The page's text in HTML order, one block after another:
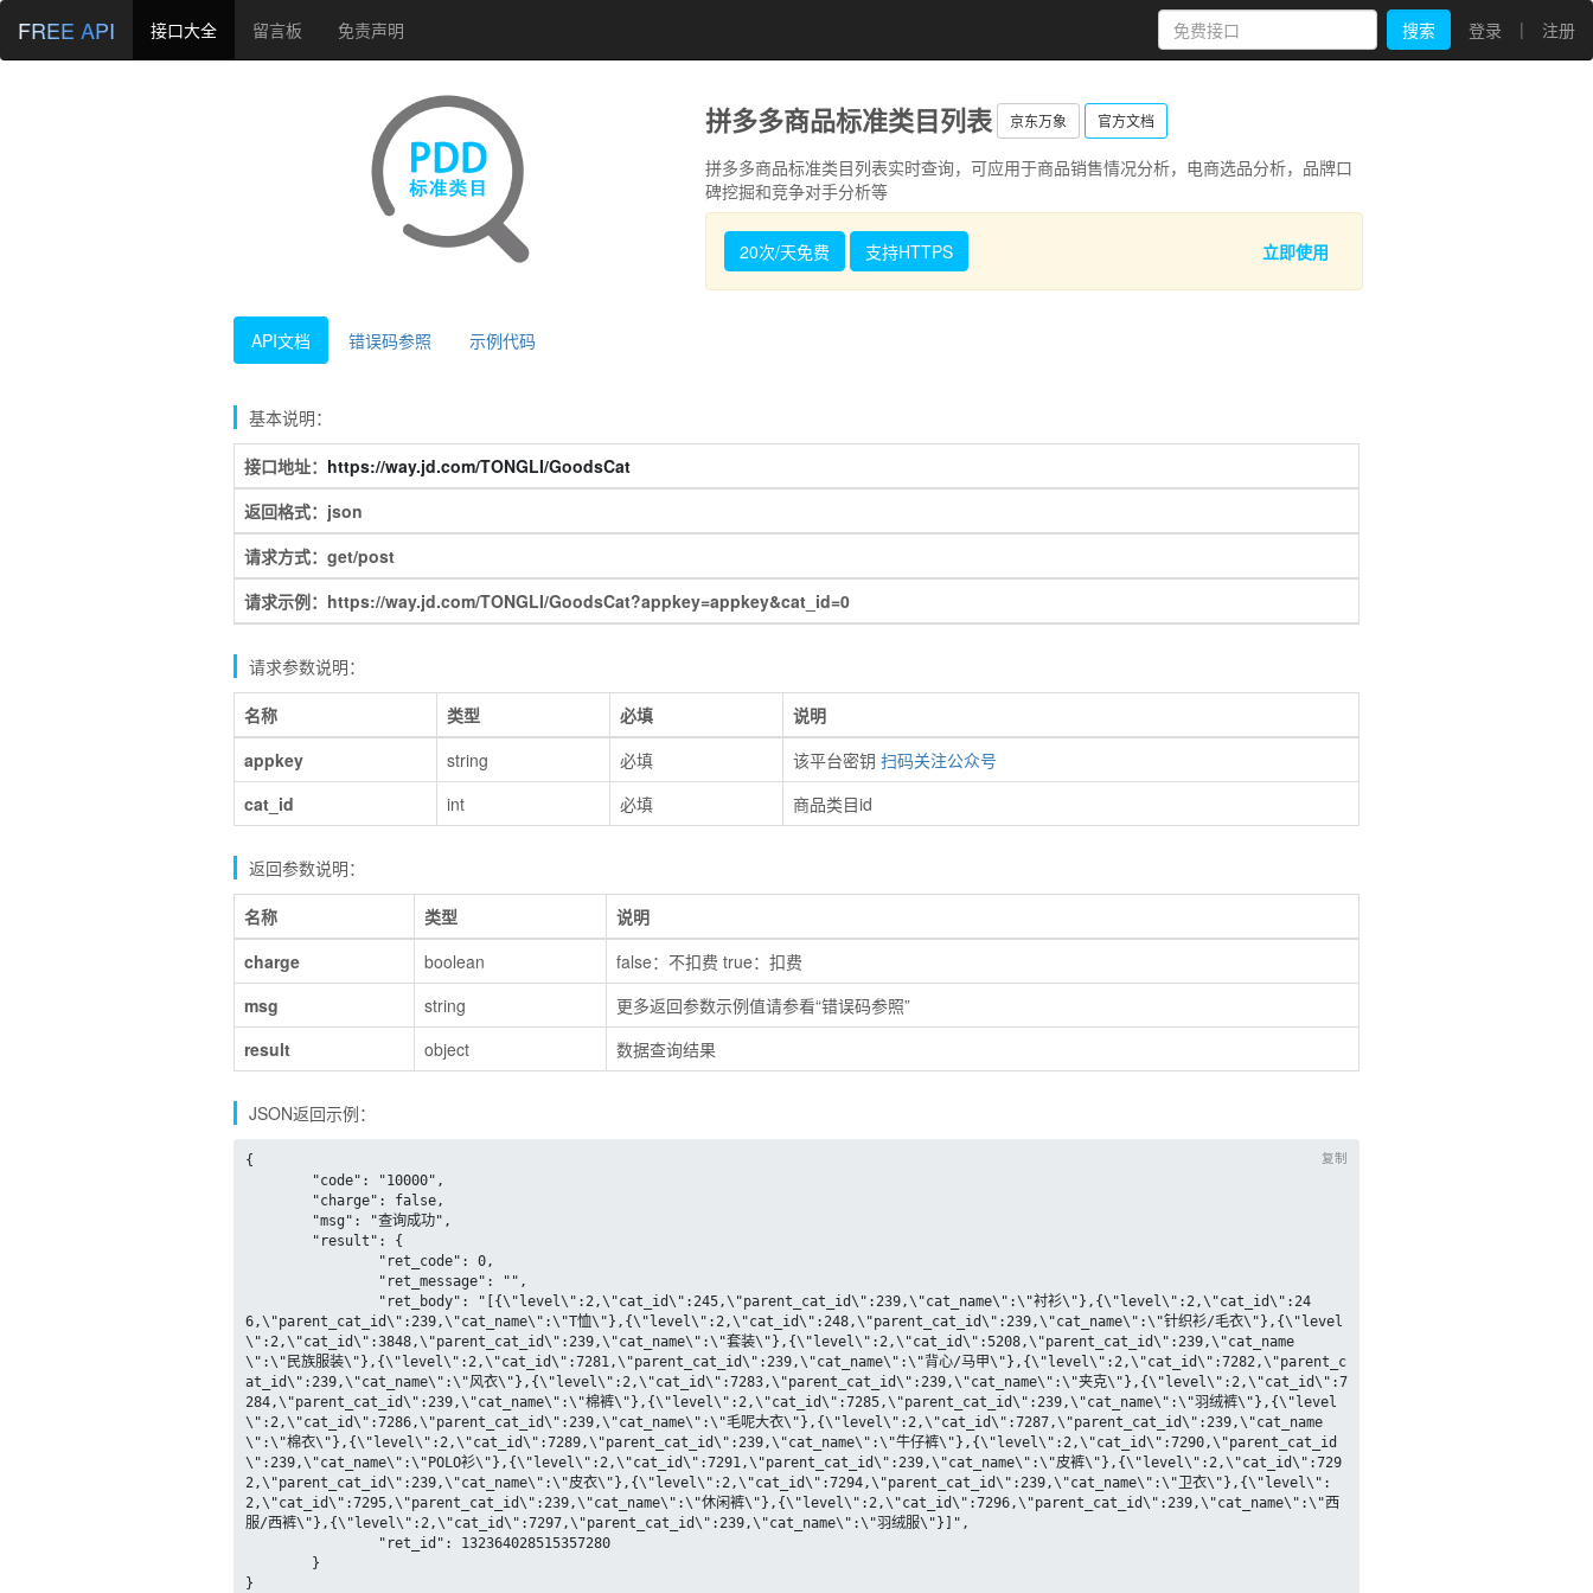
FREE API 接口大全 留言板 免责声明 搜索 登录 | 注册
拼多多商品标准类目列表 京东万象 官方文档
拼多多商品标准类目列表实时查询，可应用于商品销售情况分析，电商选品分析，品牌口
碑挖掘和竞争对手分析等
20次/天免费 支持HTTPS 立即使用
API文档 错误码参照 示例代码
基本说明：
接口地址： https://way.jd.com/TONGLI/GoodsCat
返回格式：json
请求方式：get/post
请求示例：https://way.jd.com/TONGLI/GoodsCat?appkey=appkey&cat_id=0
请求参数说明：
名称 类型 必填
说明
appkey
string 必填 该平台密钥 扫码关注公众号
cat_id
int 必填 商品类目id
返回参数说明：
名称 类型
说明
charge
boolean
false：不扣费 true：扣费
msg
string
更多返回参数示例值请参看“错误码参照”
result
object 数据查询结果
JSON返回示例：
复制
{
6,\"parent_cat_id\":239,\"cat_name\":\"T恤\"},{\"level\":2,\"cat_id\":248,\"parent_cat_id\":239,\"cat_name\":\"针织衫/毛衣\"},{\"level
\":2,\"cat_id\":3848,\"parent_cat_id\":239,\"cat_name\":\"套装\"},{\"level\":2,\"cat_id\":5208,\"parent_cat_id\":239,\"cat_name
\":\"民族服装\"},{\"level\":2,\"cat_id\":7281,\"parent_cat_id\":239,\"cat_name\":\"背心/马甲\"},{\"level\":2,\"cat_id\":7282,\"parent_c
at_id\":239,\"cat_name\":\"风衣\"},{\"level\":2,\"cat_id\":7283,\"parent_cat_id\":239,\"cat_name\":\"夹克\"},{\"level\":2,\"cat_id\":7
284,\"parent_cat_id\":239,\"cat_name\":\"棉裤\"},{\"level\":2,\"cat_id\":7285,\"parent_cat_id\":239,\"cat_name\":\"羽绒裤\"},{\"level
\":2,\"cat_id\":7286,\"parent_cat_id\":239,\"cat_name\":\"毛呢大衣\"},{\"level\":2,\"cat_id\":7287,\"parent_cat_id\":239,\"cat_name
\":\"棉衣\"},{\"level\":2,\"cat_id\":7289,\"parent_cat_id\":239,\"cat_name\":\"牛仔裤\"},{\"level\":2,\"cat_id\":7290,\"parent_cat_id
\":239,\"cat_name\":\"POLO衫\"},{\"level\":2,\"cat_id\":7291,\"parent_cat_id\":239,\"cat_name\":\"皮裤\"},{\"level\":2,\"cat_id\":729
2,\"parent_cat_id\":239,\"cat_name\":\"皮衣\"},{\"level\":2,\"cat_id\":7294,\"parent_cat_id\":239,\"cat_name\":\"卫衣\"},{\"level\":
2,\"cat_id\":7295,\"parent_cat_id\":239,\"cat_name\":\"休闲裤\"},{\"level\":2,\"cat_id\":7296,\"parent_cat_id\":239,\"cat_name\":\"西
服/西裤\"},{\"level\":2,\"cat_id\":7297,\"parent_cat_id\":239,\"cat_name\":\"羽绒服\"}]",
}